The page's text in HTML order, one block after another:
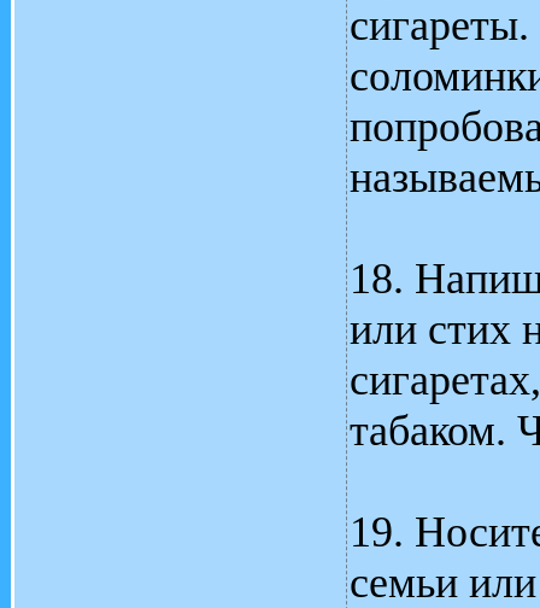
18.
или стих
табаком.
19.
семьи